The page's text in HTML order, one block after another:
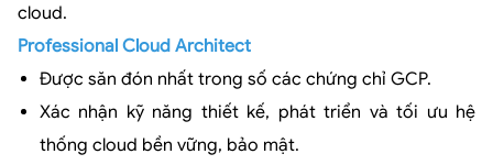
cloud.
Professional Cloud Architect
Được săn đón nhất trong số các chứng chỉ GCP.
Xác nhận kỹ năng thiết kế, phát triển và tối ưu hệ
thống cloud bền vững, bảo mật.